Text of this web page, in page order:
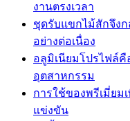
งานตรงเวลา
ชุดรับแขกไม้สักจึงก
อย่างต่อเนื่อง
อลูมิเนียมโปรไฟล์คื
อุตสาหกรรม
การใช้ของพรีเมี่ยม
แข่งขัน